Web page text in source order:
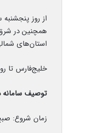
از روز
همچنین در
استان‌های
خلیج‌فارس تا
توصیف سامانه
زمان شروع: صبح